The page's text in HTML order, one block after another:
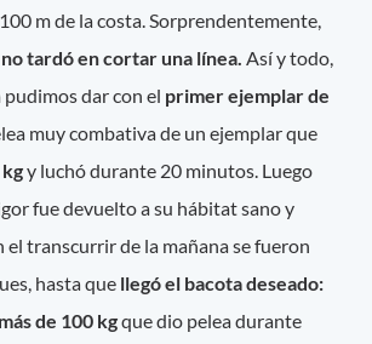
m de la costa. Sorprendentemente,
tardó en cortar una línea.Así y todo,
pudimos dar con el primer ejemplar de
muy combativa de un ejemplar que
kgy luchó durante 20 minutos. Luego
fue devuelto a su hábitat sano y
el transcurrir de la mañana se fueron
hasta que llegó el bacota deseado:
de 100 kgque dio pelea durante